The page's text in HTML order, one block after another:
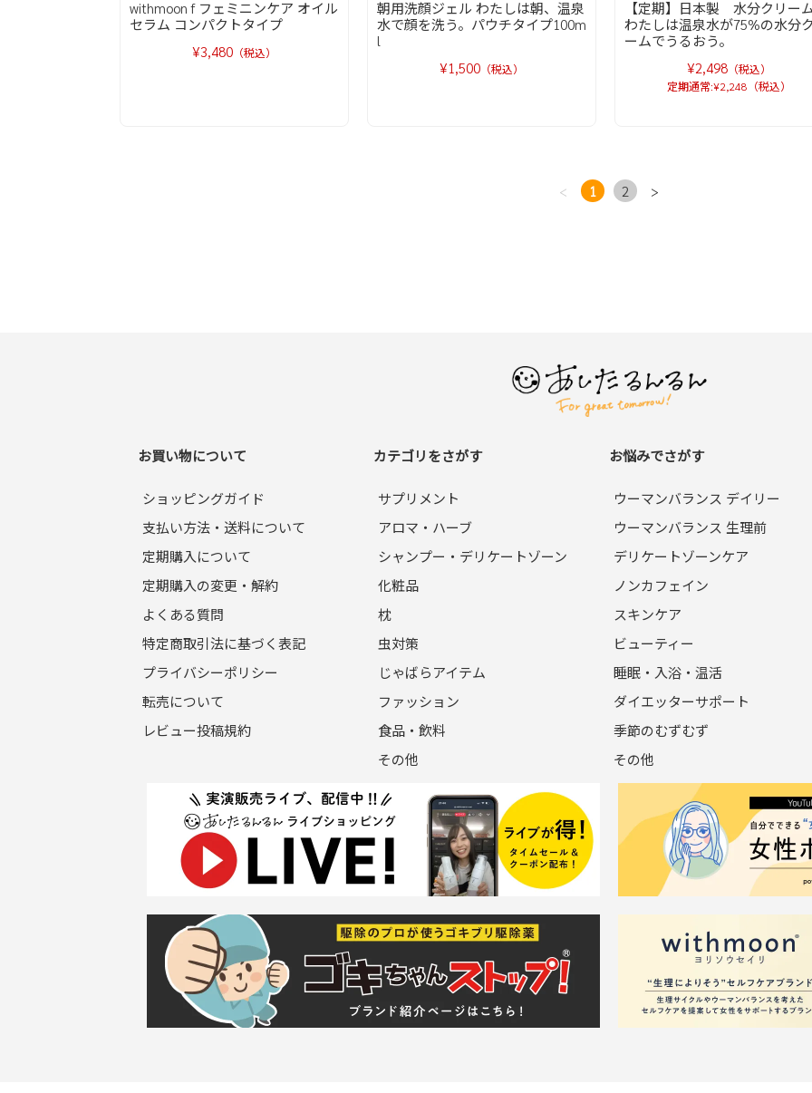
withmoon f フェミニンケア オイル
セラム コンパクトタイプ
¥3,480 （税込）
朝用洗顔ジェル わたしは朝、温泉
水で顔を洗う。パウチタイプ100m
l
¥1,500 （税込）
【定期】日本製 水分クリー
わたしは温泉水が75%の水分
ームでうるおう。
¥2,498 （税込）
定期通常:¥2,248（税込）
< 1 2 >
お買い物について
ショッピングガイド
支払い方法・送料について
定期購入について
定期購入の変更・解約
よくある質問
特定商取引法に基づく表記
プライバシーポリシー
転売について
レビュー投稿規約
カテゴリをさがす
サプリメント
アロマ・ハーブ
シャンプー・デリケートゾーン
化粧品
枕
虫対策
じゃばらアイテム
ファッション
食品・飲料
その他
お悩みでさがす
ウーマンバランス デイリー
ウーマンバランス 生理前
デリケートゾーンケア
ノンカフェイン
スキンケア
ビューティー
睡眠・入浴・温活
ダイエッターサポート
季節のむずむず
その他